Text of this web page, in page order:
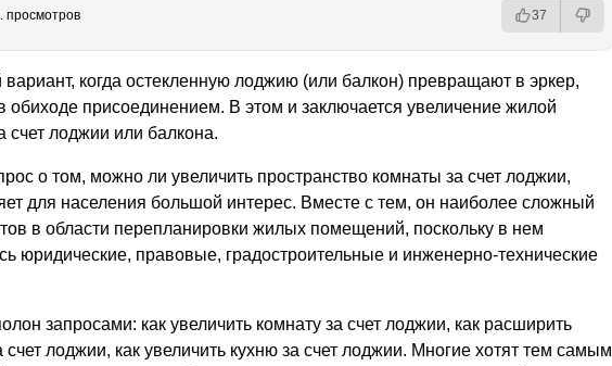
просмотров 37
когда остекленную лоджию (или балкон) превращают в эркер,
обиходе присоединением. В этом и заключается увеличение жилой
счет лоджии или балкона.
о том, можно ли увеличить пространство комнаты за счет лоджии,
для населения большой интерес. Вместе с тем, он наиболее сложный
в области перепланировки жилых помещений, поскольку в нем
юридические, правовые, градостроительные и инженерно-технические
запросами: как увеличить комнату за счет лоджии, как расширить
счет лоджии, как увеличить кухню за счет лоджии. Многие хотят тем самым